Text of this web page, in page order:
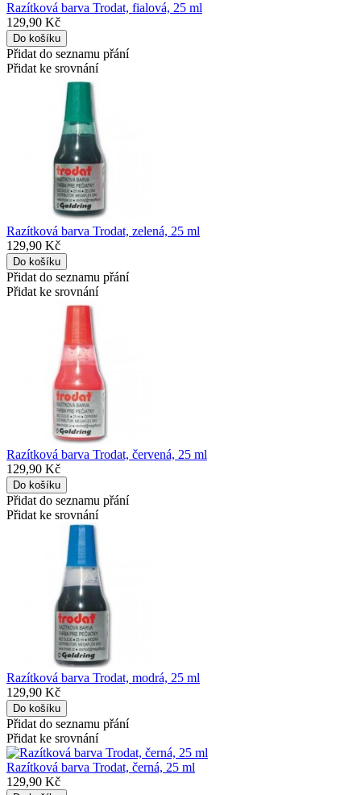
Razítková barva Trodat, fialová, 25 ml
129,90 Kč
Přidat do seznamu přání
Přidat ke srovnání
Razítková barva Trodat, zelená, 25 ml
129,90 Kč
Přidat do seznamu přání
Přidat ke srovnání
Razítková barva Trodat, červená, 25 ml
129,90 Kč
Přidat do seznamu přání
Přidat ke srovnání
Razítková barva Trodat, modrá, 25 ml
129,90 Kč
Přidat do seznamu přání
Přidat ke srovnání
Razítková barva Trodat, černá, 25 ml
129,90 Kč